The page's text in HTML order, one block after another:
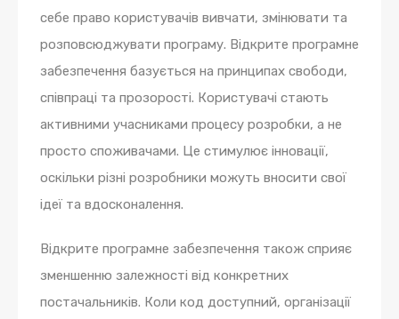
себе право користувачів вивчати, змінювати та
розповсюджувати програму. Відкрите програмне
забезпечення базується на принципах свободи,
співпраці та прозорості. Користувачі стають
активними учасниками процесу розробки, а не
просто споживачами. Це стимулює інновації,
оскільки різні розробники можуть вносити свої
ідеї та вдосконалення.
Відкрите програмне забезпечення також сприяє
зменшенню залежності від конкретних
постачальників. Коли код доступний, організації